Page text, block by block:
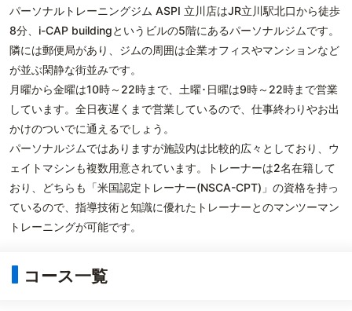
パーソナルトレーニングジム ASPI 立川店はJR立川駅北口から徒歩
8分、i-CAP buildingというビルの5階にあるパーソナルジムです。
隣には郵便局があり、ジムの周囲は企業オフィスやマンションなど
が並ぶ閑静な街並みです。
月曜から金曜は10時～22時まで、土曜･日曜は9時～22時まで営業
しています。全日夜遅くまで営業しているので、仕事終わりやお出
かけのついでに通えるでしょう。
パーソナルジムではありますが施設内は比較的広々としており、ウ
ェイトマシンも複数用意されています。トレーナーは2名在籍して
おり、どちらも「米国認定トレーナー(NSCA-CPT)」の資格を持っ
ているので、指導技術と知識に優れたトレーナーとのマンツーマン
トレーニングが可能です。
コース一覧